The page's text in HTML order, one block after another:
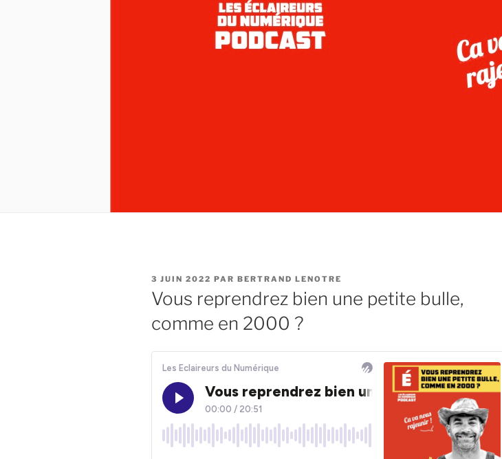
PUBLIÉ
LE
3 JUIN 2022 PAR BERTRAND LENOTRE
Vous reprendrez bien une petite bulle,
comme en 2000 ?